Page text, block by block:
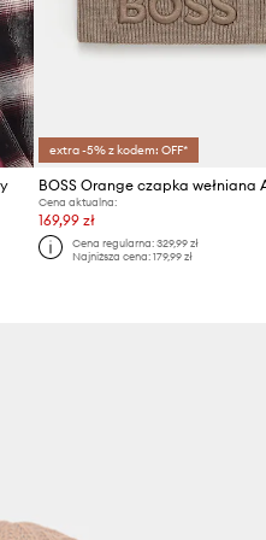
extra -5% z kodem: OFF*
Cena aktualna:
169,99 zł
Cena regularna: 329,99 zł
Najniższa cena: 179,99 zł